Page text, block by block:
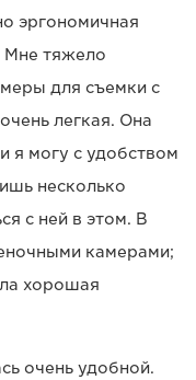
эргономичная
Мне тяжело
для съемки с
легкая. Она
я могу с удобством
несколько
с ней в этом. В
камерами;
хорошая
очень удобной.